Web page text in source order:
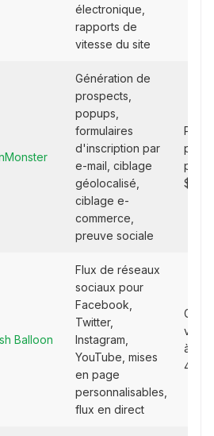
électronique,
rapports de
vitesse du site
Génération de
prospects,
popups,
formulaires
d'inscription par
e-mail, ciblage
géolocalisé,
ciblage e-
commerce,
preuve sociale
Plans
partir
$/
Balloon
Flux de réseaux
sociaux pour
Facebook,
Twitter,
Instagram,
YouTube, mises
en page
personnalisables,
flux en direct
à
49 $/